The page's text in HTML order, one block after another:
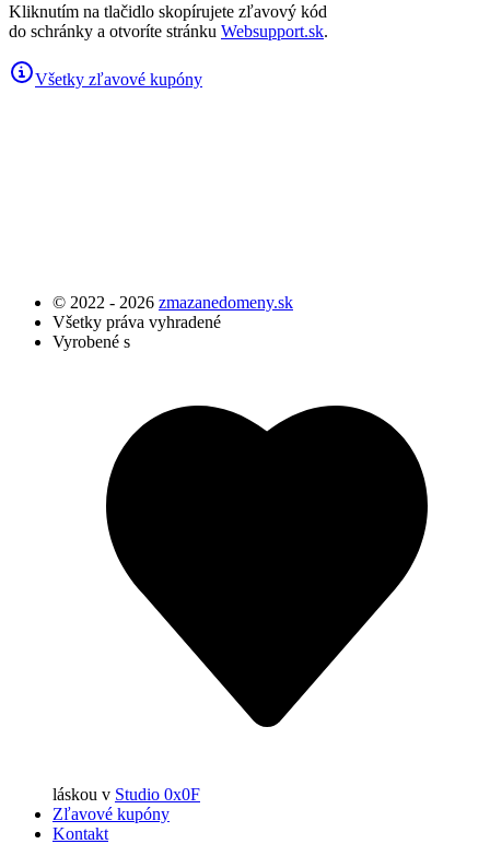
Kliknutím na tlačidlo skopírujete zľavový kód
do schránky a otvoríte stránku Websupport.sk.
Všetky zľavové kupóny
© 2022 - 2026 zmazanedomeny.sk
Všetky práva vyhradené
Vyrobené s
láskou v Studio 0x0F
Zľavové kupóny
Kontakt